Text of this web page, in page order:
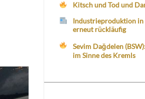
Kitsch und Tod und
Industrieproduktion in
erneut rückläufig
Sevim Dağdelen
im Sinne des Kremls